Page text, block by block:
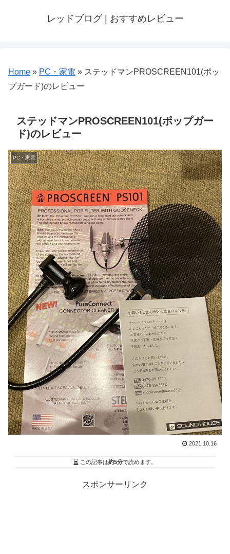
レッドブログ | おすすめレビュー
Home » PC・家電 » ステッドマンPROSCREEN101(ポッ
プガード)のレビュー
ステッドマンPROSCREEN101(ポップガー
ド)のレビュー
PC・家電
2021.10.16
この記事は約5分で読めます。
スポンサーリンク